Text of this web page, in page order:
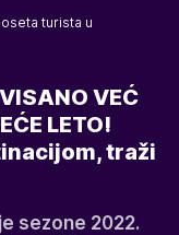
turista u
VEĆ
LETO!
traži
sezone 2022.